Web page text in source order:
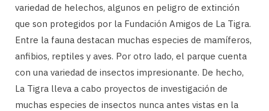
variedad de helechos, algunos en peligro de extinción
que son protegidos por la Fundación Amigos de La Tigra.
Entre la fauna destacan muchas especies de mamíferos,
anfibios, reptiles y aves. Por otro lado, el parque cuenta
con una variedad de insectos impresionante. De hecho,
La Tigra lleva a cabo proyectos de investigación de
muchas especies de insectos nunca antes vistas en la